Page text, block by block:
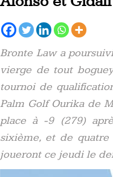
Bronte Law a
vierge de tout
tournoi de
Palm Golf Ourika de
place à -9 (279)
sixième, et de quatre
joueront ce jeudi le